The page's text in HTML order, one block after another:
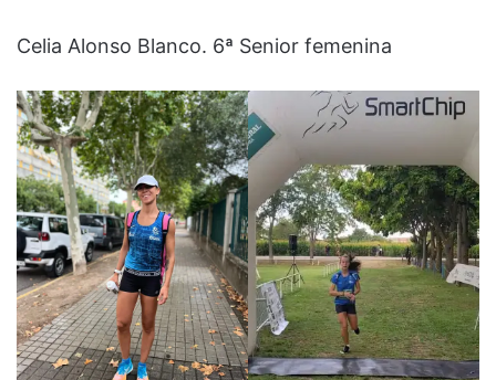
Celia Alonso Blanco. 6ª Senior femenina